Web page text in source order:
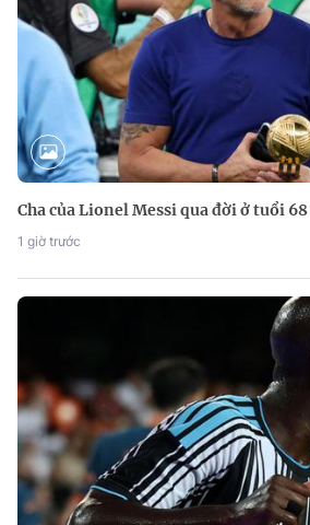
Cha của Lionel Messi qua đời ở tuổi 68
1 giờ trước